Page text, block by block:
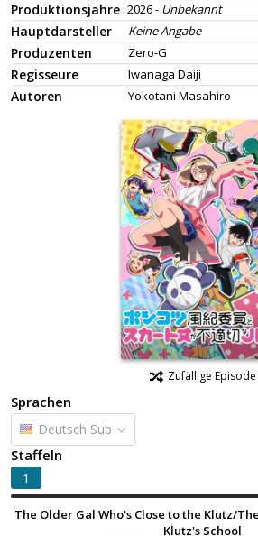
Produktionsjahre 2026 - Unbekannt
Hauptdarsteller Keine Angabe
Produzenten Zero-G
Regisseure Iwanaga Daiji
Autoren Yokotani Masahiro
Zufällige Episode
Sprachen
Deutsch Sub
Staffeln
1
The Older Gal Who's Close to the Klutz/
Klutz's School